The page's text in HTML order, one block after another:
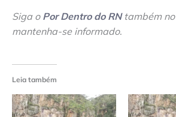
Siga o Por Dentro do RNtambém no
mantenha-se informado.
Leia também